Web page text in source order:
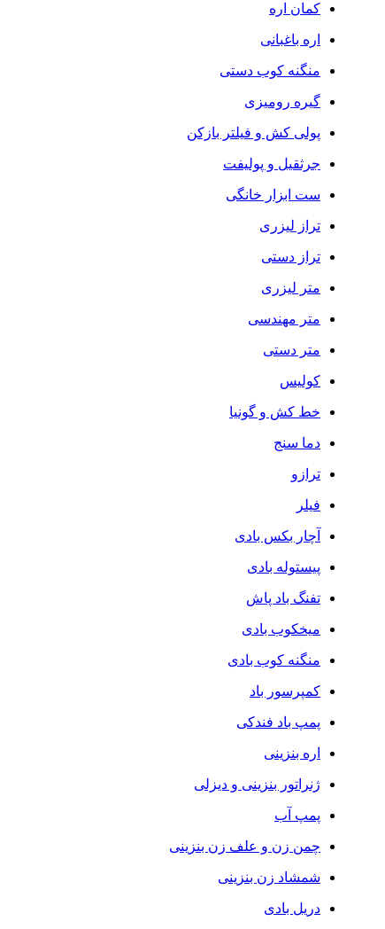
کمان اره
اره باغبانی
منگنه کوب دستی
گیره رومیزی
پولی کش و فیلتر بازکن
جرثقیل و پولیفت
ست ابزار خانگی
تراز لیزری
تراز دستی
متر لیزری
متر مهندسی
متر دستی
کولیس
خط کش و گونیا
دما سنج
ترازو
فیلر
آچار بکس بادی
پیستوله بادی
تفنگ باد پاش
میخکوب بادی
منگنه کوب بادی
کمپرسور باد
پمپ باد فندکی
اره بنزینی
ژنراتور بنزینی و دیزلی
پمپ آب
چمن زن و علف زن بنزینی
شمشاد زن بنزینی
دریل بادی